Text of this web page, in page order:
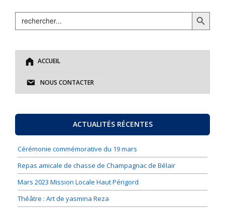
Search Search Button
ACCUEIL
NOUS CONTACTER
ACTUALITÉS RÉCENTES
Cérémonie commémorative du 19 mars
Repas amicale de chasse de Champagnac de Bélair
Mars 2023 Mission Locale Haut Périgord
Théâtre : Art de yasmina Reza